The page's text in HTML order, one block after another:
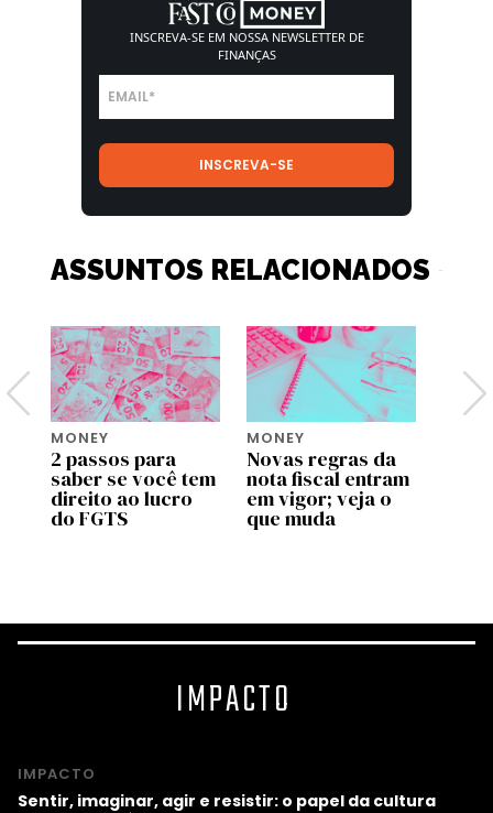
INSCREVA-SE EM NOSSA NEWSLETTER DE
FINANÇAS
ASSUNTOS RELACIONADOS
MONEY
2 passos para
saber se você tem
direito ao lucro
do FGTS
MONEY
Novas regras da
nota fiscal entram
em vigor; veja o
que muda
IMPACTO
IMPACTO
Sentir, imaginar, agir e resistir: o papel da cultura